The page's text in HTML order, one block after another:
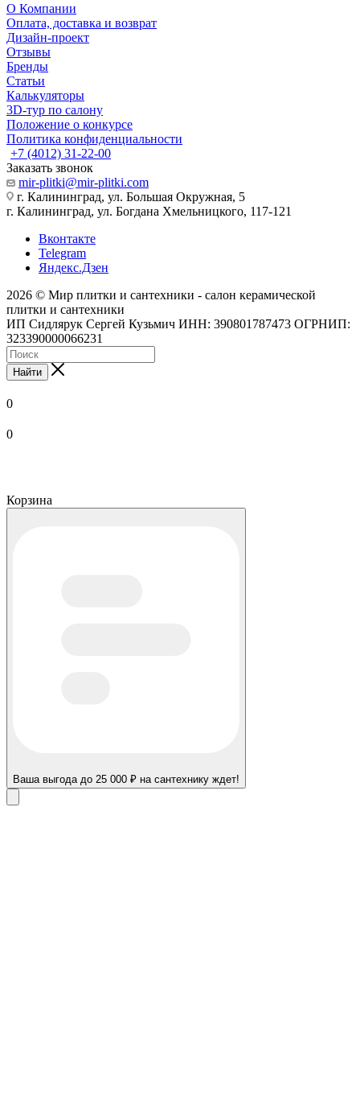
О Компании
Оплата, доставка и возврат
Дизайн-проект
Отзывы
Бренды
Статьи
Калькуляторы
3D-тур по салону
Положение о конкурсе
Политика конфиденциальности
+7 (4012) 31-22-00
Заказать звонок
mir-plitki@mir-plitki.com
г. Калининград, ул. Большая Окружная, 5
г. Калининград, ул. Богдана Хмельницкого, 117-121
Вконтакте
Telegram
Яндекс.Дзен
2026 © Мир плитки и сантехники - салон керамической
плитки и сантехники
ИП Сидлярук Сергей Кузьмич ИНН: 390801787473 ОГРНИП:
323390000066231
Найти
0
0
Корзина
Ваша выгода до 25 000 ₽ на сантехнику ждет!